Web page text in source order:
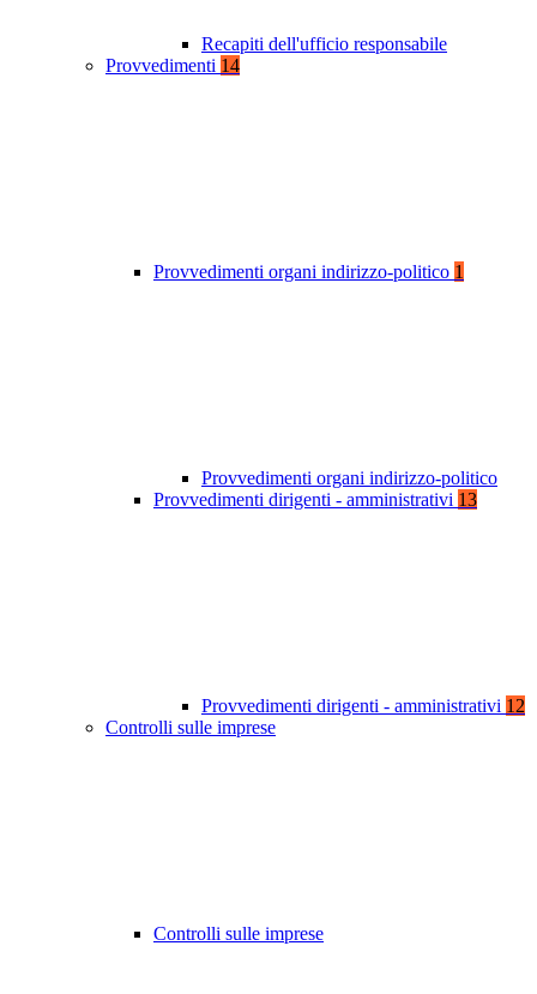
Recapiti dell'ufficio responsabile
Provvedimenti 14
Provvedimenti organi indirizzo-politico 1
Provvedimenti organi indirizzo-politico
Provvedimenti dirigenti - amministrativi 13
Provvedimenti dirigenti - amministrativi 12
Controlli sulle imprese
Controlli sulle imprese